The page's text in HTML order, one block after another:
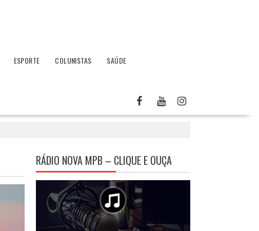
ESPORTE COLUNISTAS
SAÚDE
RÁDIO NOVA MPB – CLIQUE E OUÇA